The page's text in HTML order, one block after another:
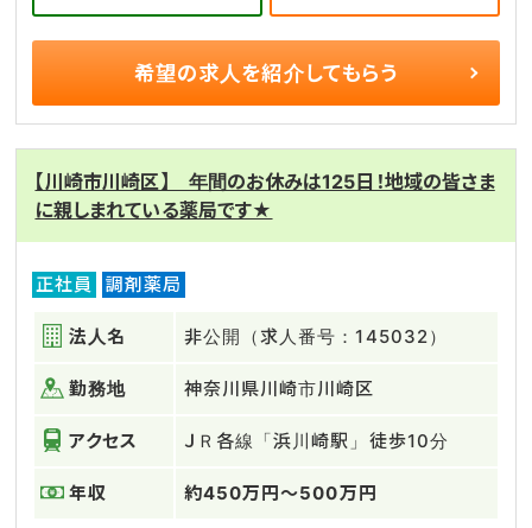
希望の求人を紹介してもらう
【川崎市川崎区】 年間のお休みは125日！地域の皆さま
に親しまれている薬局です★
正社員 調剤薬局
法人名 非公開（求人番号：145032）
勤務地 神奈川県川崎市川崎区
アクセス ＪＲ各線「浜川崎駅」徒歩10分
年収 約450万円～500万円